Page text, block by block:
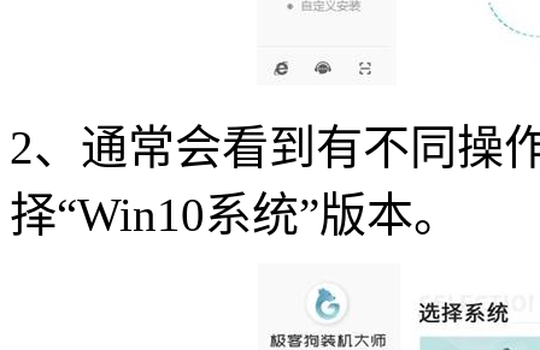
2、通常会看到有不同操
择“Win10系统”版本。